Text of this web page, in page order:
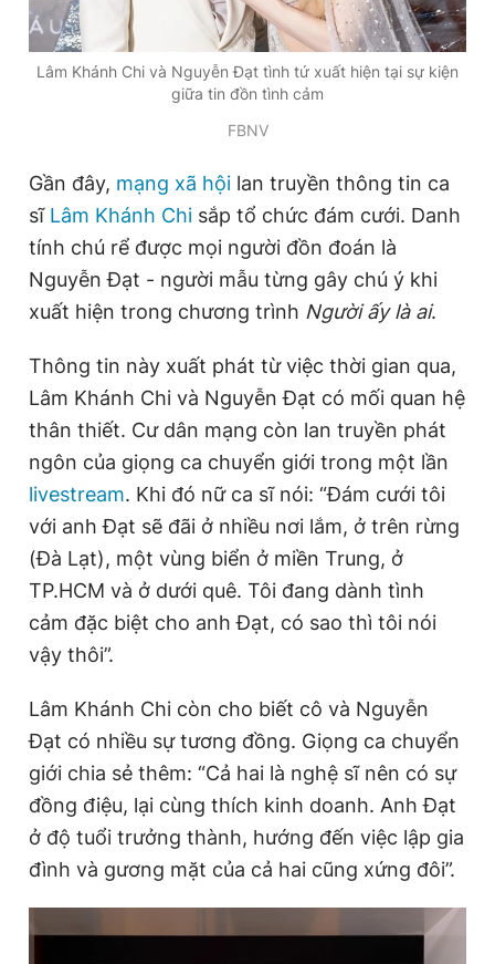
Đọc Thanh Niên trên điện thoại
Theo dõi báo trên
Hotline
0906 645 777
Liên hệ quảng cáo
0908 780 404
Tổng biên tập: Nguyễn Ngọc Toàn
Phó tổng biên tập thường trực: Hải Thành
Phó tổng biên tập: Lâm Hiếu Dũng
Phó tổng biên tập: Trần Việt Hưng
Tổng thư ký tòa soạn: Đức Trung
Giấy phép xuất bản số 110/GP - BTTTT cấp ngày 24.3.2020
© 2003-2026 Bản quyền thuộc về Báo Thanh Niên. Cấm sao
chép dưới mọi hình thức nếu không có sự chấp thuận bằng văn
bản. Phát triển bởi ePi Technologies, JSC.
Lâm Khánh Chi và Nguyễn Đạt tình tứ xuất hiện tại sự kiện
giữa tin đồn tình cảm
FBNV
Gần đây, mạng xã hội lan truyền thông tin ca
sĩ Lâm Khánh Chi sắp tổ chức đám cưới. Danh
tính chú rể được mọi người đồn đoán là
Nguyễn Đạt - người mẫu từng gây chú ý khi
xuất hiện trong chương trình Người ấy là ai.
Thông tin này xuất phát từ việc thời gian qua,
Lâm Khánh Chi và Nguyễn Đạt có mối quan hệ
thân thiết. Cư dân mạng còn lan truyền phát
ngôn của giọng ca chuyển giới trong một lần
livestream. Khi đó nữ ca sĩ nói: “Đám cưới tôi
với anh Đạt sẽ đãi ở nhiều nơi lắm, ở trên rừng
(Đà Lạt), một vùng biển ở miền Trung, ở
TP.HCM và ở dưới quê. Tôi đang dành tình
cảm đặc biệt cho anh Đạt, có sao thì tôi nói
vậy thôi”.
Lâm Khánh Chi còn cho biết cô và Nguyễn
Đạt có nhiều sự tương đồng. Giọng ca chuyển
giới chia sẻ thêm: “Cả hai là nghệ sĩ nên có sự
đồng điệu, lại cùng thích kinh doanh. Anh Đạt
ở độ tuổi trưởng thành, hướng đến việc lập gia
đình và gương mặt của cả hai cũng xứng đôi”.